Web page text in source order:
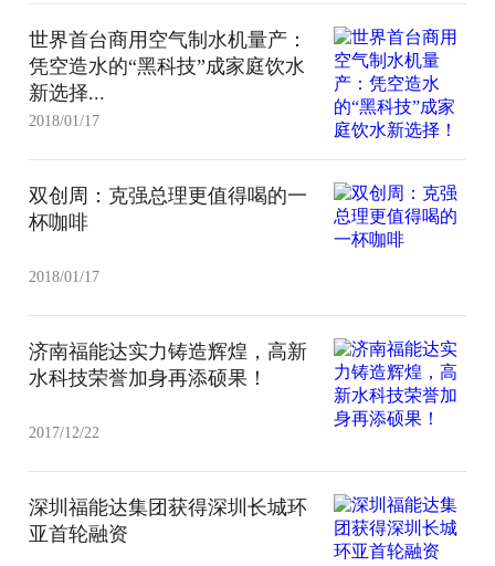
世界首台商用空气制水机量产：
凭空造水的“黑科技”成家庭饮水
新选择...
2018/01/17
双创周：克强总理更值得喝的一
杯咖啡
2018/01/17
济南福能达实力铸造辉煌，高新
水科技荣誉加身再添硕果！
2017/12/22
深圳福能达集团获得深圳长城环
亚首轮融资